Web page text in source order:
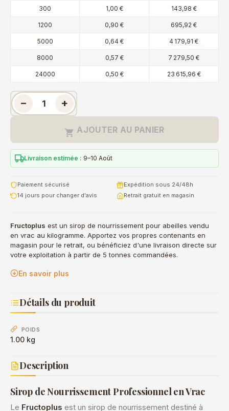
300 1,00 € 143,98 €
1200 0,90 € 695,92 €
5000 0,64 € 4 179,91 €
8000 0,57 € 7 279,50 €
24000 0,50 € 23 615,96 €
− +
 AJOUTER AU PANIER
Livraison estimée : 9–10 Août
Paiement sécurisé
Expédition sous 24/48h
14 jours pour changer d'avis
Retrait gratuit en magasin
Fructoplus est un sirop de nourrissement pour abeilles vendu
en vrac au kilogramme. Apportez vos propres contenants en
magasin pour le retrait, ou bénéficiez d'une livraison directe sur
votre exploitation à partir de 5 tonnes commandées.
En savoir plus
Détails du produit
POIDS
1.00 kg
Description
Sirop de Nourrissement Professionnel en Vrac
Le Fructoplus est un sirop de nourrissement destiné à